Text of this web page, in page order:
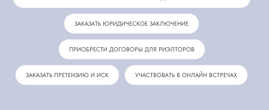
ЗАКАЗАТЬ ЮРИДИЧЕСКОЕ ЗАКЛЮЧЕНИЕ
ПРИОБРЕСТИ ДОГОВОРЫ ДЛЯ РИЭЛТОРОВ
ЗАКАЗАТЬ ПРЕТЕНЗИЮ И ИСК УЧАСТВОВАТЬ В ОНЛАЙН ВСТРЕЧАХ